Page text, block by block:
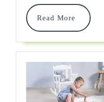
Read More
Read
More